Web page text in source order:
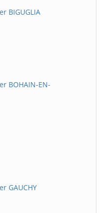
BIGUGLIA
BOHAIN-EN-
GAUCHY